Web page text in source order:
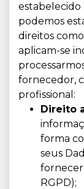
estabelecido
podemos
direitos
aplicam-se
fornecedor,
profissional:
Direito
forma
seus
fornecer
RGPD);